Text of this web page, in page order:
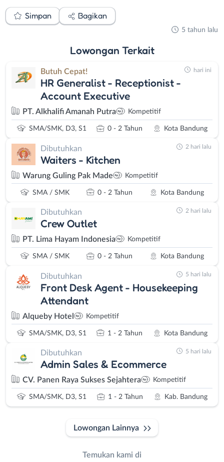
Simpan Bagikan
5 tahun lalu
Lowongan Terkait
Butuh Cepat!
HR Generalist - Receptionist -
Account Executive
PT. Alkhalifi Amanah Putra Kompetitif
SMA/SMK, D3, S1 0 - 2 Tahun Kota Bandung
hari ini
Dibutuhkan
Waiters - Kitchen
Warung Guling Pak Made Kompetitif
SMA / SMK 0 - 2 Tahun Kota Bandung
2 hari lalu
Dibutuhkan
Crew Outlet
PT. Lima Hayam Indonesia Kompetitif
SMA / SMK 0 - 2 Tahun Kota Bandung
2 hari lalu
Dibutuhkan
Front Desk Agent - Housekeeping
Attendant
Alqueby Hotel Kompetitif
SMA/SMK, D3, S1 1 - 2 Tahun Kota Bandung
5 hari lalu
Dibutuhkan
Admin Sales & Ecommerce
CV. Panen Raya Sukses Sejahtera Kompetitif
SMA/SMK, D3, S1 1 - 2 Tahun Kab. Bandung
5 hari lalu
Lowongan Lainnya
Temukan kami di